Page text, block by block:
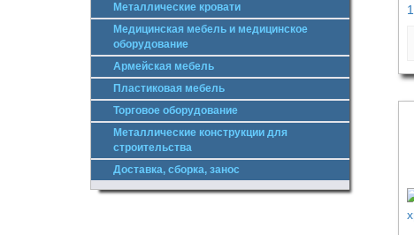
Металлические кровати
Медицинская мебель и медицинское
оборудование
Армейская мебель
Пластиковая мебель
Торговое оборудование
Металлические конструкции для
строительства
Доставка, сборка, занос